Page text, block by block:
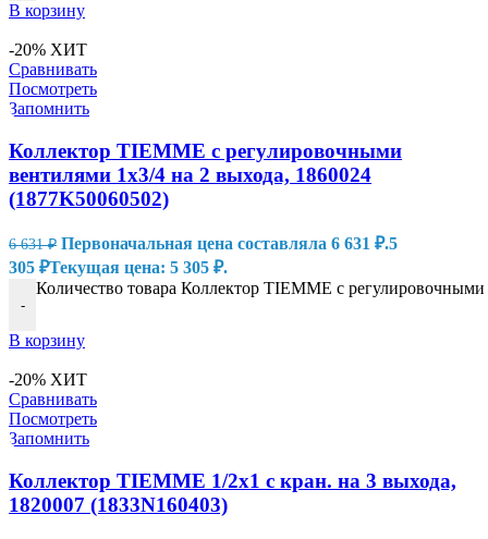
В корзину
-20% ХИТ
Сравнивать
Посмотреть
Запомнить
Коллектор TIEMME с регулировочными
вентилями 1х3/4 на 2 выхода, 1860024
(1877K50060502)
6 631₽ Первоначальная цена составляла 6 631 ₽.5
305 ₽Текущая цена: 5 305 ₽.
-
Количество товара Коллектор TIEMME с
В корзину
-20% ХИТ
Сравнивать
Посмотреть
Запомнить
Коллектор TIEMME 1/2х1 с кран. на 3 выхода,
1820007 (1833N160403)